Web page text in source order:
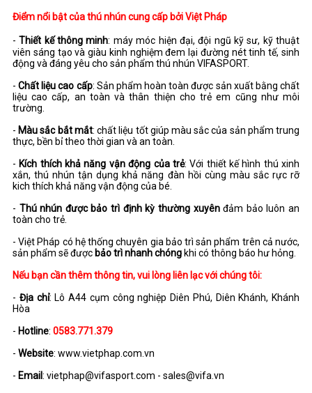
Điểm nổi bật của thú nhún cung cấp bởi Việt Pháp
-Thiết kế thông minh: máy móc hiện đại, đội ngũ kỹ sư, kỹ thuật
viên sáng tạo và giàu kinh nghiệm đem lại đường nét tinh tế, sinh
động và đáng yêu cho sản phẩm thú nhún VIFASPORT.
-Chất liệu cao cấp: Sản phẩm hoàn toàn được sản xuất bằng chất
liệu cao cấp, an toàn và thân thiện cho trẻ em cũng như môi
trường.
- Màu sắc bắt mắt: chất liệu tốt giúp màu sắc của sản phẩm trung
thực, bền bỉ theo thời gian và an toàn.
- Kích thích khả năng vận động của trẻ: Với thiết kế hình thú xinh
xắn, thú nhún tận dụng khả năng đàn hồi cùng màu sắc rực rỡ
kich thích khả năng vận động của bé.
- Thú nhún được bảo trì định kỳ thường xuyênđảm bảo luôn an
toàn cho trẻ.
- Việt Pháp có hệ thống chuyên gia bảo trì sản phẩm trên cả nước,
sản phẩm sẽ được bảo trì nhanh chóng khi có thông báo hư hỏng.
Nếu bạn cần thêm thông tin, vui lòng liên lạc với chúng tôi:
- Địa chỉ: Lô A44 cụm công nghiệp Diên Phú, Diên Khánh, Khánh
Hòa
- Hotline: 0583.771.379
- Website: www.vietphap.com.vn
- Email: vietphap@vifasport.com - sales@vifa.vn